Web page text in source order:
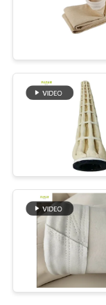
ΠΟΛΙΤΙΚΉ